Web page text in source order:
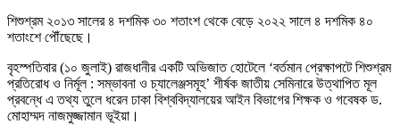
শিশুশ্রম ২০১৩ সালের ৪ দশমিক ৩০ শতাংশ থেকে বেড়ে ২০২২ সালে ৪ দশমিক ৪০
শতাংশে পৌঁছেছে।
বৃহস্পতিবার (১০ জুলাই) রাজধানীর একটি অভিজাত হোটেলে ‘বর্তমান প্রেক্ষাপটে শিশুশ্রম
প্রতিরোধ ও নির্মূল : সম্ভাবনা ও চ্যালেঞ্জসমূহ’ শীর্ষক জাতীয় সেমিনারে উত্থাপিত মূল
প্রবন্ধে এ তথ্য তুলে ধরেন ঢাকা বিশ্ববিদ্যালয়ের আইন বিভাগের শিক্ষক ও গবেষক ড.
মোহাম্মদ নাজমুজ্জামান ভূইয়া।